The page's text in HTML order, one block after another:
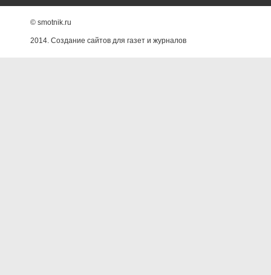
© smotnik.ru
2014. Создание сайтов для газет и журналов